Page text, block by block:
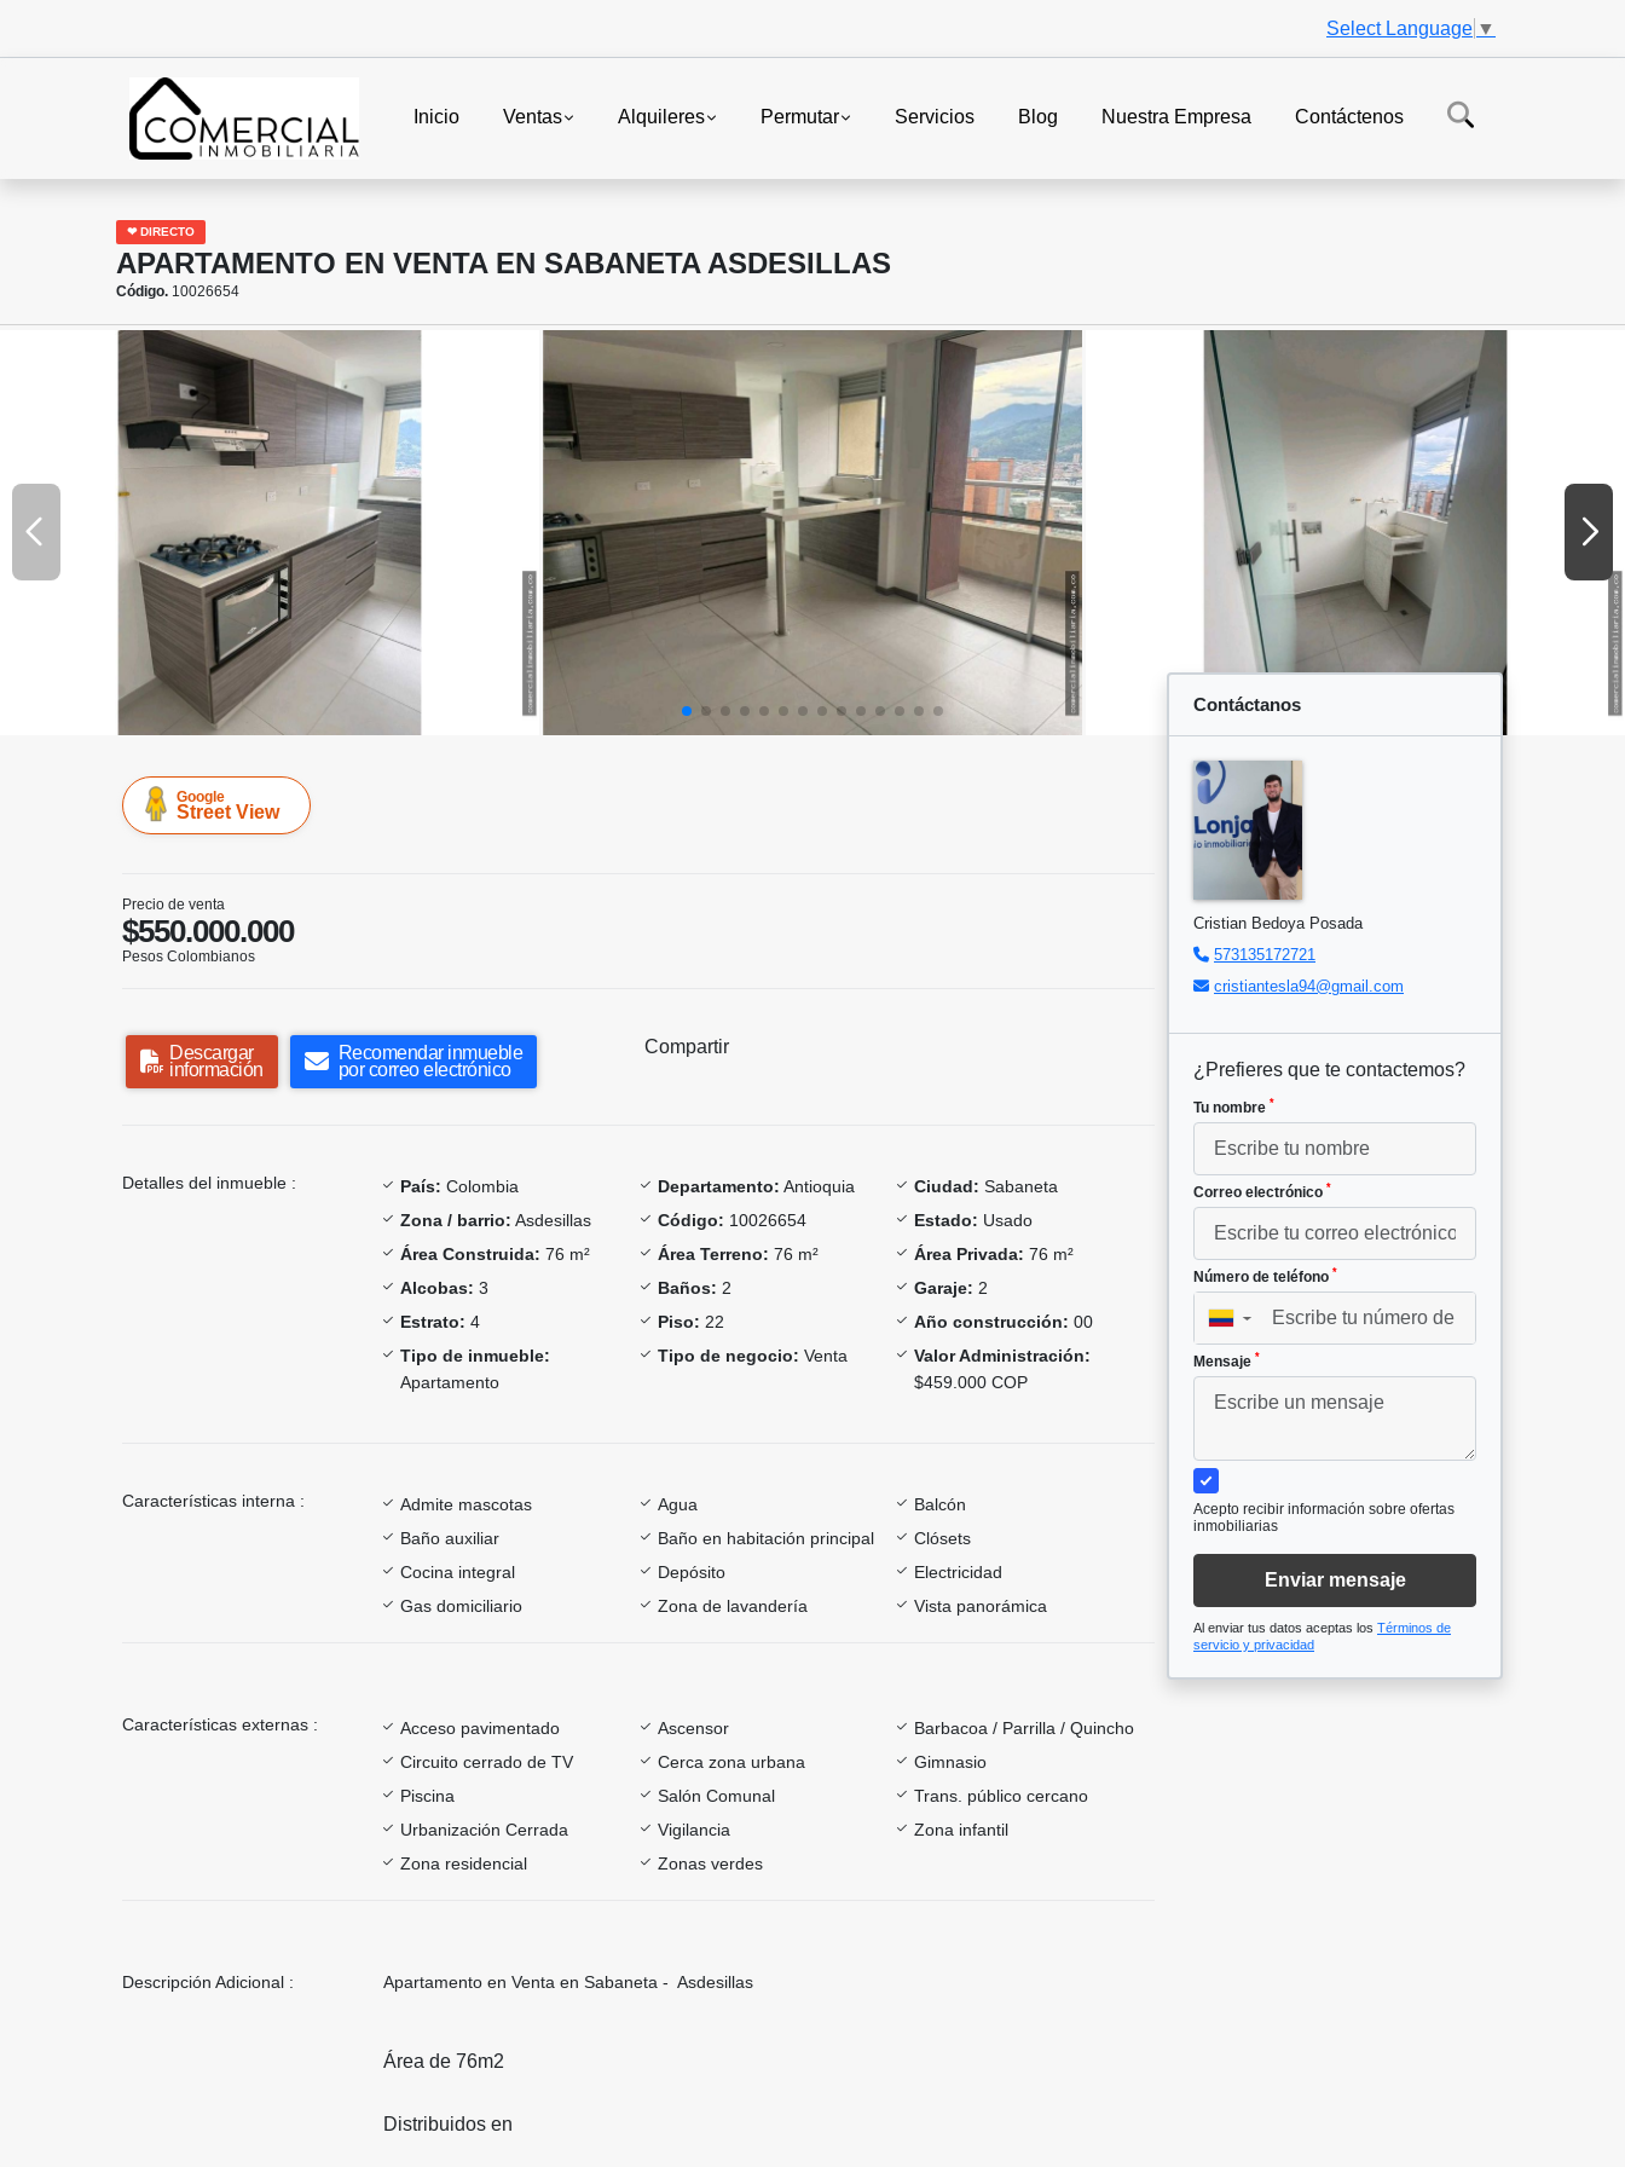
Select Language ▼
Inicio Ventas Alquileres Permutar Servicios Blog Nuestra Empresa Contáctenos
❤ DIRECTO
APARTAMENTO EN VENTA EN SABANETA ASDESILLAS
Código. 10026654
Google
Street View
Precio de venta
$550.000.000
Pesos Colombianos
Descargar
información
Recomendar inmueble
por correo electrónico
Compartir
Detalles del inmueble : País: Colombia Departamento: Antioquia Ciudad: Sabaneta
Zona / barrio: Asdesillas Código: 10026654 Estado: Usado
Área Construida: 76 m² Área Terreno: 76 m² Área Privada: 76 m²
Alcobas: 3 Baños: 2 Garaje: 2
Estrato: 4 Piso: 22 Año construcción: 00
Tipo de inmueble:
Apartamento
Tipo de negocio: Venta
Valor Administración:
$459.000 COP
Características interna : Admite mascotas Agua
Balcón
Baño auxiliar
Baño en habitación principal
Clósets
Cocina integral
Depósito
Electricidad
Gas domiciliario
Zona de lavandería Vista panorámica
Características externas : Acceso pavimentado Ascensor
Barbacoa / Parrilla / Quincho
Circuito cerrado de TV
Cerca zona urbana
Gimnasio
Piscina
Salón Comunal
Trans. público cercano
Urbanización Cerrada
Vigilancia
Zona infantil
Zona residencial
Zonas verdes
Descripción Adicional : Apartamento en Venta en Sabaneta - Asdesillas
Área de 76m2
Distribuidos en
Contáctanos
Cristian Bedoya Posada
573135172721
cristiantesla94@gmail.com
¿Prefieres que te contactemos?
Tu nombre *
Correo electrónico *
Número de teléfono *
▼
Mensaje *
Acepto recibir información sobre ofertas
inmobiliarias
Enviar mensaje
Al enviar tus datos aceptas los Términos de
servicio y privacidad